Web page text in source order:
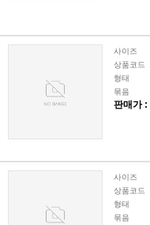
사이즈
상품코드
형태
묶음
판매가 :
사이즈
상품코드
형태
묶음